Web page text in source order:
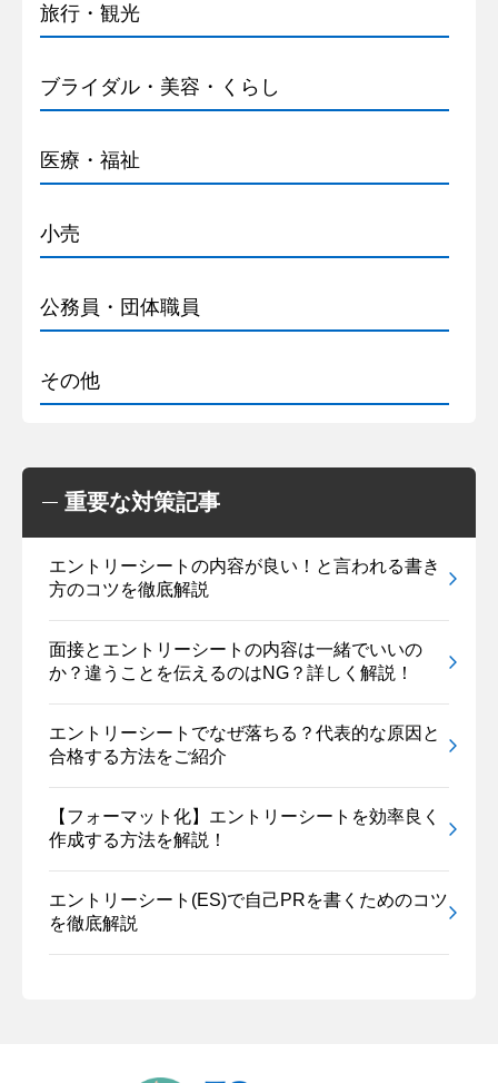
旅行・観光
ブライダル・美容・くらし
医療・福祉
小売
公務員・団体職員
その他
重要な対策記事
エントリーシートの内容が良い！と言われる書き
方のコツを徹底解説
面接とエントリーシートの内容は一緒でいいの
か？違うことを伝えるのはNG？詳しく解説！
エントリーシートでなぜ落ちる？代表的な原因と
合格する方法をご紹介
【フォーマット化】エントリーシートを効率良く
作成する方法を解説！
エントリーシート(ES)で自己PRを書くためのコツ
を徹底解説